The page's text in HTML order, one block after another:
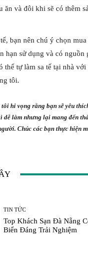
ăn và đôi khi sẽ có thêm
bạn nên chú ý chọn mua
hạn sử dụng và có nguồn
thể tự làm sa tế tại nhà
tôi.
hi vọng rằng bạn sẽ yêu
dễ làm nhưng lại mang đến
Chúc các bạn thực hiện
TIN TỨC
Top Khách Sạn Đà Nẵng
Biển Đáng Trải Nghiệm